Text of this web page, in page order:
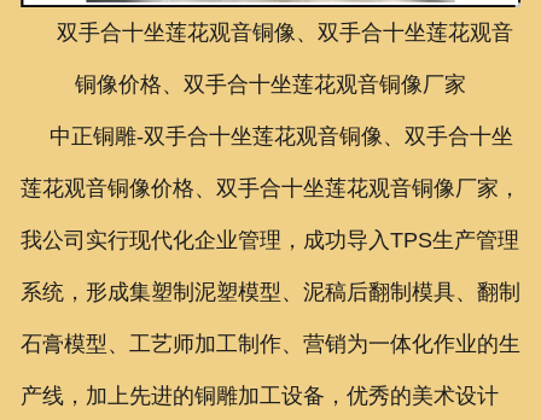
双手合十坐莲花观音铜像、双手合十坐莲花观音
铜像价格、双手合十坐莲花观音铜像厂家
中正铜雕-双手合十坐莲花观音铜像、双手合十坐
莲花观音铜像价格、双手合十坐莲花观音铜像厂家 ，
我公司实行现代化企业管理，成功导入TPS生产管理
系统，形成集塑制泥塑模型、泥稿后翻制模具、翻制
石膏模型、工艺师加工制作、营销为一体化作业的生
产线，加上先进的铜雕加工设备，优秀的美术设计